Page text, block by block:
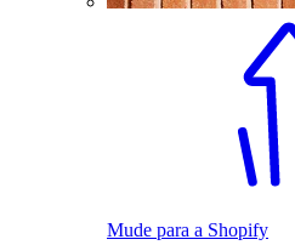
Mude para a Shopify